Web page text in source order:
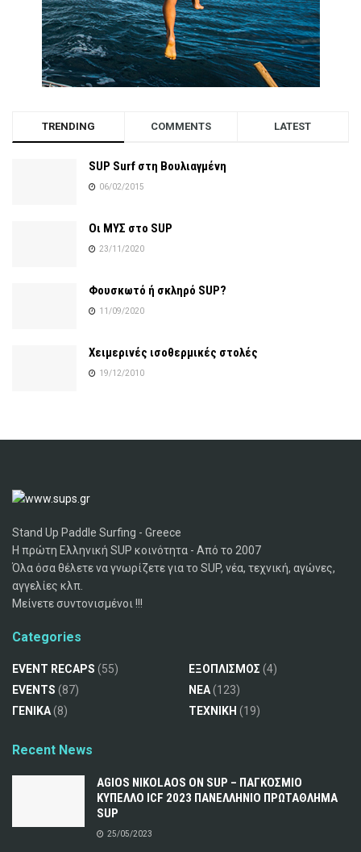
TRENDING COMMENTS LATEST
SUP Surf στη Βουλιαγμένη
06/02/2015
Οι ΜΥΣ στο SUP
23/11/2020
Φουσκωτό ή σκληρό SUP?
11/09/2020
Χειμερινές ισοθερμικές στολές
19/12/2010
Stand Up Paddle Surfing - Greece
Η πρώτη Ελληνική SUP κοινότητα - Από το 2007
Όλα όσα θέλετε να γνωρίζετε για το SUP, νέα, τεχνική, αγώνες,
αγγελίες κλπ.
Μείνετε συντονισμένοι !!!
Categories
EVENT RECAPS (55)
EVENTS (87)
ΓΕΝΙΚΑ(8)
ΕΞΟΠΛΙΣΜΟΣ (4)
ΝΕΑ(123)
ΤΕΧΝΙΚΗ (19)
Recent News
AGIOS NIKOLAOS ON SUP – ΠΑΓΚΟΣΜΙΟ
ΚΥΠΕΛΛΟ ICF 2023 ΠΑΝΕΛΛΗΝΙΟ ΠΡΩΤΑΘΛΗΜΑ
SUP
25/05/2023